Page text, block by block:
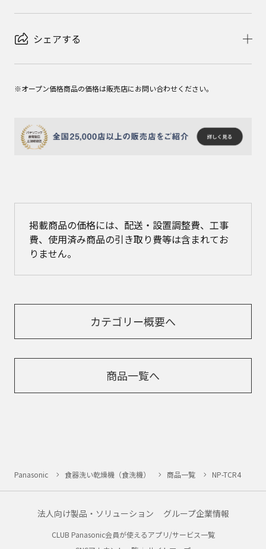
シェアする
※オープン価格商品の価格は販売店にお問い合わせください。
掲載商品の価格には、配送・設置調整費、工事
費、使用済み商品の引き取り費等は含まれてお
りません。
カテゴリー概要へ
商品一覧へ
Panasonic 食器洗い乾燥機（食洗機） 商品一覧 NP-TCR4
法人向け製品・ソリューション グループ企業情報
CLUB Panasonic会員が使えるアプリ/サービス一覧